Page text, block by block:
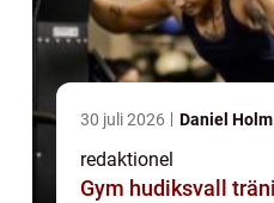
30 juli 2026 Daniel Holm
redaktionel
Gym hudiksvall träning för vardagen,